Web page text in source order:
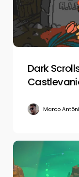
Castlevania,
Dead
Cells
e
Dark
Marco
De
volta
aos